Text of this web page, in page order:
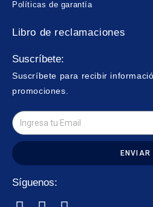
Políticas de garantía
Libro de reclamaciones
Suscríbete:
Suscríbete para recibir
promociones.
ENVIAR
Síguenos: